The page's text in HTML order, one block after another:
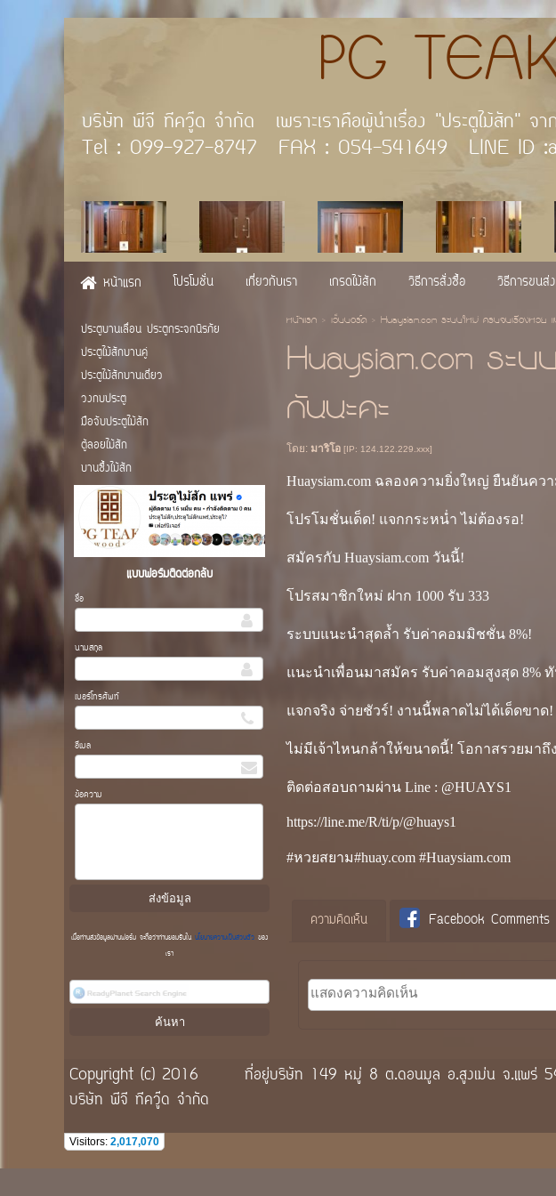
PG TEAK
บริษัท พีจี ทีควู๊ด จำกัด เพราะเร
Tel : 099-927-8747 FAX : 054-
หน้าแรก โปรโมชั่น เกี่ยวกับเรา เกรดไม้สัก วิธีการสั่งซื้อ วิธีการขนส่ง
ประตูบานเลื่อน ประตูกระจกนิรภัย
ประตูไม้สักบานคู่
ประตูไม้สักบานเดี่ยว
วงกบประตู
มือจับประตูไม้สัก
ตู้ลอยไม้สัก
บานซื้งไม้สัก
แบบฟอร์มติดต่อกลับ
ชื่อ
นามสกุล
เบอร์โทรศัพท์
อีเมล
ข้อความ
เมื่อท่านส่งข้อมูลผ่านฟอร์ม จะถือว่าท่านยอมรับในนโยบายความเป็นส่วนตัวของ
เรา
หน้าแรก> เว็บบอร์ด> Huaysiam.com ระบบใหม่ ครบจบเรื่องหวย
Huaysiam.com ระ
กันนะคะ
โดย: มาริโอ [IP: 124.122.229.xxx]
Huaysiam.com ฉลองความยิ่งใหญ่ ยืนยันควา
โปรโมชั่นเด็ด! แจกกระหน่ำ ไม่ต้องรอ!
สมัครกับ Huaysiam.com วันนี้!
โปรสมาชิกใหม่ ฝาก 1000 รับ 333
ระบบแนะนำสุดล้ำ รับค่าคอมมิชชั่น 8%!
แนะนำเพื่อนมาสมัคร รับค่าคอมสูงสุด 8%
แจกจริง จ่ายชัวร์! งานนี้พลาดไม่ได้เด็ดขาด!
ไม่มีเจ้าไหนกล้าให้ขนาดนี้! โอกาสรวยมาถึ
ติดต่อสอบถามผ่าน Line : @HUAYS1
https://line.me/R/ti/p/@huays1
#หวยสยาม#huay.com #Huaysiam.com
ความคิดเห็น Facebook Comments
Copyright (c) 2016
ที่อยู่บริษัท 149 หมู่ 8 ต.ดอนมูล อ.สูงเม่น จ.แพร่
บริษัท พีจี ทีควู๊ด จำกัด
Visitors: 2,017,070